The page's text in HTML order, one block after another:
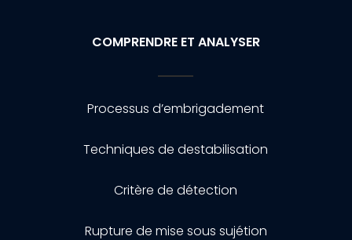
COMPRENDRE ET ANALYSER
Processus d’embrigadement
Techniques de destabilisation
Critère de détection
Rupture de mise sous sujétion